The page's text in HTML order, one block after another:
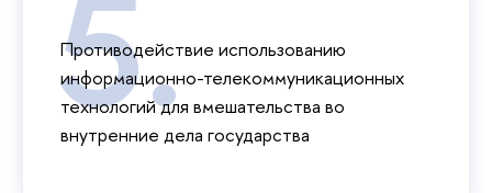
Противодействие использованию
информационно-телекоммуникационных
технологий для вмешательства во
внутренние дела государства